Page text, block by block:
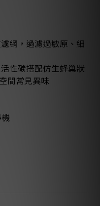
網，過濾過敏原、細
性碳搭配仿生蜂巢狀
間常見異味